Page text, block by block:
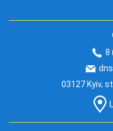
8
03127 Kyiv,